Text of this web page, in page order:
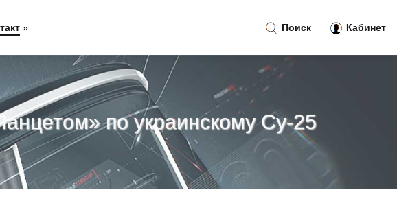
по украинскому Су-25
Поиск Кабинет
»